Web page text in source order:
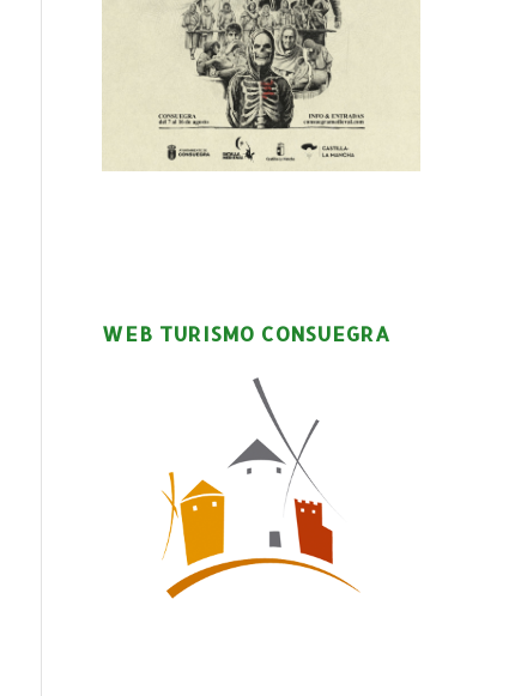
WEB TURISMO CONSUEGRA